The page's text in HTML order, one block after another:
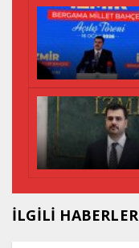
İLGİLİ HABERLER